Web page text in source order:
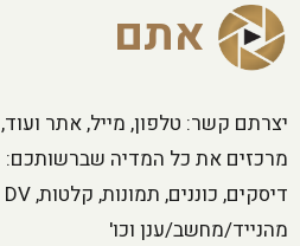
אתם
יצרתם קשר: טלפון, מייל, אתר ועוד,
מרכזים את כל המדיה שברשותכם:
מהנייד/מחשב/ענן וכו'